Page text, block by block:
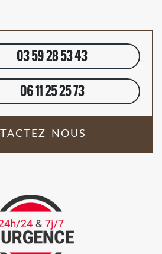
03 59 28 53 43
06 11 25 25 73
NOUS